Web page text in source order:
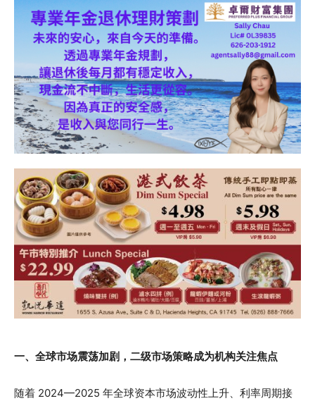
一、全球市场震荡加剧，二级市场策略成为机构关注焦点
随着 2024—2025 年全球资本市场波动性上升、利率周期接